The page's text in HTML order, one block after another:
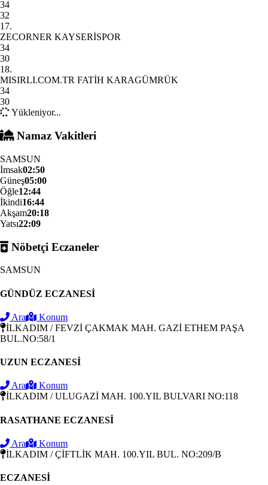
34
32
17.
ZECORNER KAYSERİSPOR
34
30
18.
MISIRLI.COM.TR FATİH KARAGÜMRÜK
34
30
Yükleniyor...
Namaz Vakitleri
SAMSUN
İmsak02:50
Güneş05:00
Öğle12:44
İkindi16:44
Akşam20:18
Yatsı22:09
Nöbetçi Eczaneler
SAMSUN
GÜNDÜZ ECZANESİ
Ara
Konum
İLKADIM / FEVZİ ÇAKMAK MAH. GAZİ ETHEM PAŞA
BUL.NO:58/1
UZUN ECZANESİ
Ara
Konum
İLKADIM / ULUGAZİ MAH. 100.YIL BULVARI NO:118
RASATHANE ECZANESİ
Ara
Konum
İLKADIM / ÇİFTLİK MAH. 100.YIL BUL. NO:209/B
ECZANESİ